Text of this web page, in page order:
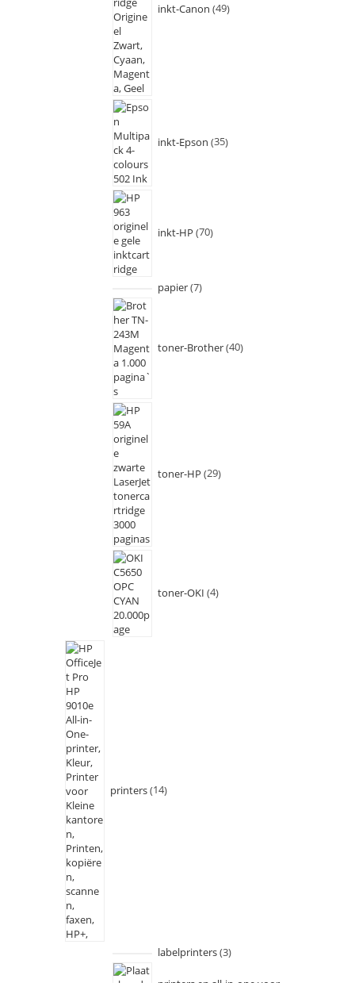
inkt-Canon 49
inkt-Epson 35
inkt-HP 70
papier 7
toner-Brother 40
toner-HP 29
toner-OKI 4
printers 14
labelprinters 3